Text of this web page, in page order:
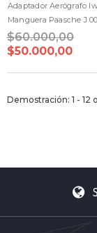
Adaptador Aerógrafo
Manguera Paasche J
$60.000,00
$50.000,00
Demostración: 1 - 12 o